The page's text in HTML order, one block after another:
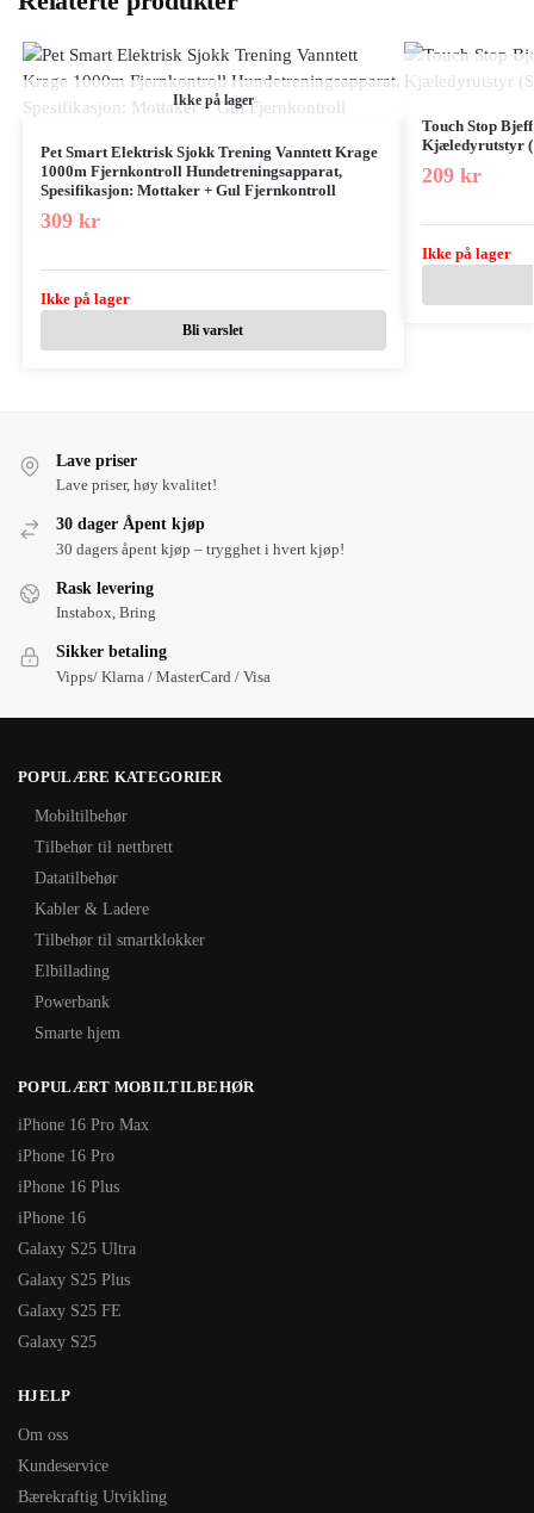
Ikke på lager
Pet Smart Elektrisk Sjokk Trening Vanntett Krage
1000m Fjernkontroll Hundetreningsapparat,
Spesifikasjon: Mottaker + Gul Fjernkontroll
309 kr
Ikke på lager
Bli varslet
Touch Stop
Kjæledyrutstyr
209 kr
Ikke på lager
Lave priser
Lave priser, høy kvalitet!
30 dager Åpent kjøp
30 dagers åpent kjøp – trygghet i hvert kjøp!
Rask levering
Instabox, Bring
Sikker betaling
Vipps/ Klarna / MasterCard / Visa
POPULÆRE KATEGORIER
Mobiltilbehør
Tilbehør til nettbrett
Datatilbehør
Kabler & Ladere
Tilbehør til smartklokker
Elbillading
Powerbank
Smarte hjem
POPULÆRT MOBILTILBEHØR
iPhone 16 Pro Max
iPhone 16 Pro
iPhone 16 Plus
iPhone 16
Galaxy S25 Ultra
Galaxy S25 Plus
Galaxy S25 FE
Galaxy S25
HJELP
Om oss
Kundeservice
Bærekraftig Utvikling